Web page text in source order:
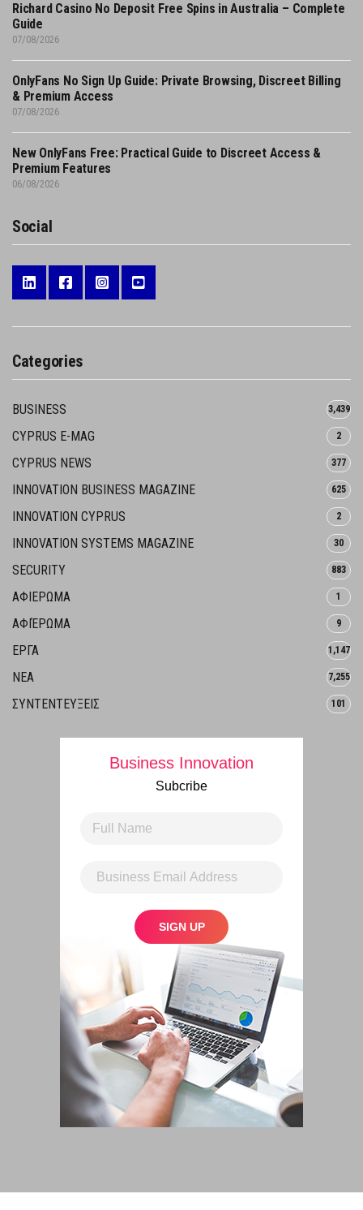
Richard Casino No Deposit Free Spins in Australia – Complete
Guide
07/08/2026
OnlyFans No Sign Up Guide: Private Browsing, Discreet Billing
& Premium Access
07/08/2026
New OnlyFans Free: Practical Guide to Discreet Access &
Premium Features
06/08/2026
Social
Categories
BUSINESS 3,439
CYPRUS E-MAG 2
CYPRUS NEWS 377
INNOVATION BUSINESS MAGAZINE 625
INNOVATION CYPRUS 2
INNOVATION SYSTEMS MAGAZINE 30
SECURITY 883
ΑΦΙΕΡΩΜΑ 1
ΑΦΙΈΡΩΜΑ 9
ΕΡΓΑ 1,147
ΝΕΑ 7,255
ΣΥΝΤΕΝΤΕΥΞΕΙΣ 101
Business Innovation
Subcribe